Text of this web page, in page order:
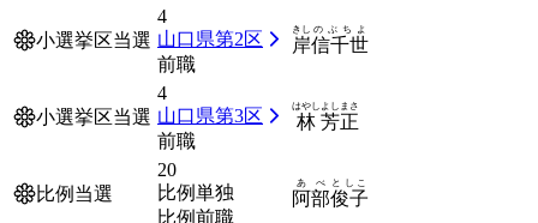
小選挙区当選
4
山口県第2区
前職
岸
きし
信千世
のぶちよ
小選挙区当選
4
山口県第3区
前職
林
はやし
芳正
よしまさ
比例当選
20
比例単独
比例前職
阿部
あべ
俊子
としこ